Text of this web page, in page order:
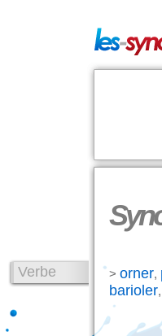
Verbe > orner,
barioler,